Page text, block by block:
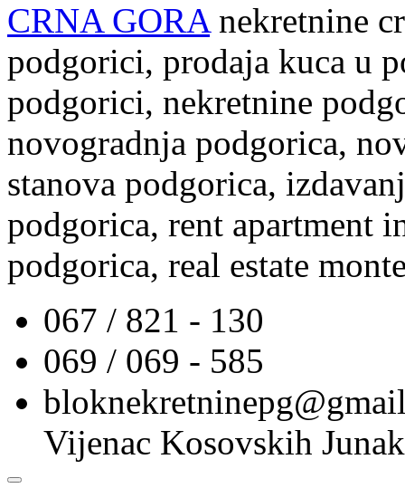
CRNA GORA nekretnine
podgorici, prodaja kuca u
podgorici, nekretnine
novogradnja podgorica,
stanova podgorica,
podgorica, rent apartment
podgorica, real estate
067 / 821 - 130
069 / 069 - 585
Vijenac Kosovskih